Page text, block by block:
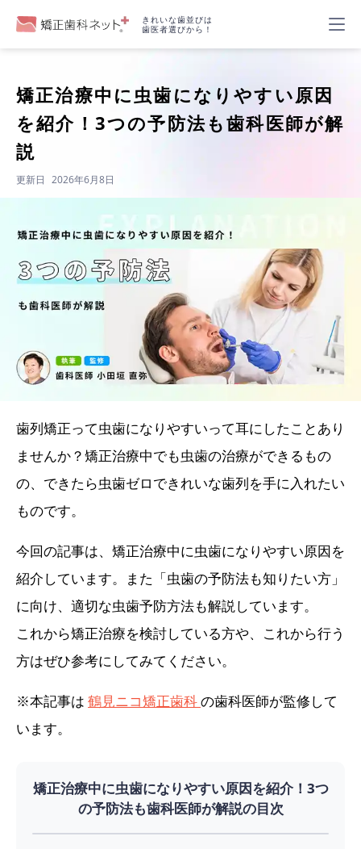
きれいな歯並びは
歯医者選びから！
矯正治療中に虫歯になりやすい原因
を紹介！3つの予防法も歯科医師が解
説
更新日 2026年6月8日
歯列矯正って虫歯になりやすいって耳にしたことあり
ませんか？矯正治療中でも虫歯の治療ができるもの
の、できたら虫歯ゼロできれいな歯列を手に入れたい
ものです。
今回の記事は、矯正治療中に虫歯になりやすい原因を
紹介しています。また「虫歯の予防法も知りたい方」
に向け、適切な虫歯予防方法も解説しています。
これから矯正治療を検討している方や、これから行う
方はぜひ参考にしてみてください。
※本記事は 鶴見ニコ矯正歯科の歯科医師が監修して
います。
矯正治療中に虫歯になりやすい原因を紹介！3つ
の予防法も歯科医師が解説の目次